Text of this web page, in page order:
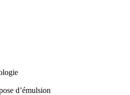
d’émulsion